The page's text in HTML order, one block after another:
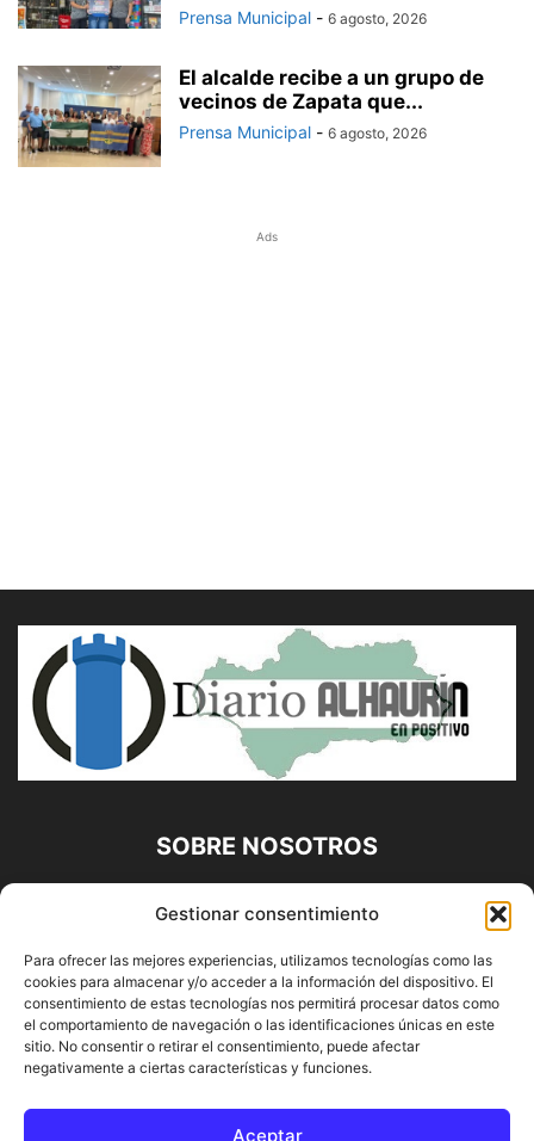
Gestionar consentimiento
Para ofrecer las mejores experiencias, utilizamos tecnologías como las
cookies para almacenar y/o acceder a la información del dispositivo. El
consentimiento de estas tecnologías nos permitirá procesar datos como
el comportamiento de navegación o las identificaciones únicas en este
sitio. No consentir o retirar el consentimiento, puede afectar
negativamente a ciertas características y funciones.
Aceptar
Prensa Municipal - 6 agosto, 2026
El alcalde recibe a un grupo de
vecinos de Zapata que...
Prensa Municipal - 6 agosto, 2026
Ads
SOBRE NOSOTROS
Diario Alhaurín (www.alhaurindelatorre.com) Propiedad de
Francisco E. López López | 639 95 71 95 | Noticias de
Alhaurín de la Torre, Málaga y Provincia|
Contáctanos:info@alhaurindelatorre.com
SÍGUENOS